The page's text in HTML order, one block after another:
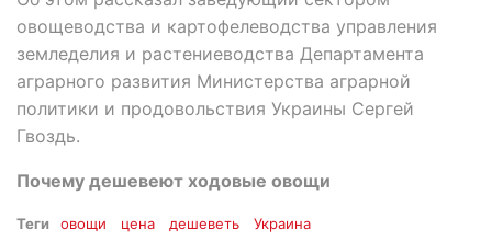
овощеводства и картофелеводства управления
земледелия и растениеводства Департамента
аграрного развития Министерства аграрной
политики и продовольствия Украины Сергей
Гвоздь.
Почему дешевеют ходовые овощи
Теги овощи цена дешеветь Украина